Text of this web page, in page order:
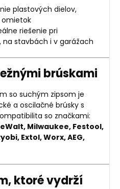
plastových dielov,
omietok
riešenie pri
stavbách i v garážach
brúskami
so suchým zipsom je
a oscilačné brúsky s
so značkami:
Milwaukee, Festool,
Extol, Worx, AEG,
ktoré vydrží